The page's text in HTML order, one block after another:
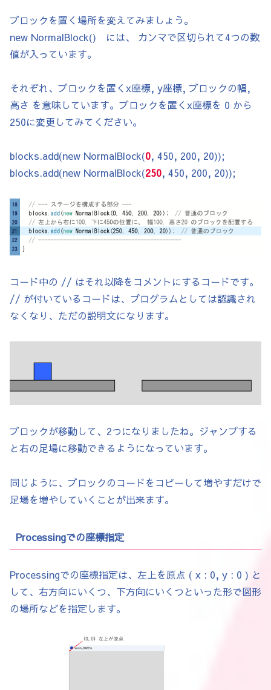
    super(x, y, w, h);
    col = color(255, 50, 50, 120);
    sfx = new SoundFile(p, fileName);
  @Override
    void onTouch(Player p) {
    if (!sfx.isPlaying()) sfx.play();
class TeleportBlock extends BlockBase {
  float tx, ty;
TeleportBlock(float x, float y, float
    super(x, y, w, h);
    this.ty = ty;
    col = color(200, 50, 255);
  }
  }
// サイズ変更ブロック
  float targetSize;
SizeBlock(float x, float y, float w,
    this.targetSize = targetSize;
  }
  @Override
    void onTouch(Player p) {
ブロックを置く場所を変えてみましょう。
new NormalBlock() には、 カンマで区切られて4つの数
値が入っています。
それぞれ、ブロックを置くx座標, y座標, ブロックの幅,
高さ を意味しています。ブロックを置くx座標を 0 から
250に変更してみてください。
blocks.add(new NormalBlock(0, 450, 200, 20));
blocks.add(new NormalBlock(250, 450, 200, 20));
コード中の // はそれ以降をコメントにするコードです。
// が付いているコードは、プログラムとしては認識され
なくなり、ただの説明文になります。
ブロックが移動して、2つになりましたね。ジャンプする
と右の足場に移動できるようになっています。
同じように、ブロックのコードをコピーして増やすだけで
足場を増やしていくことが出来ます。
Processingでの座標指定
Processingでの座標指定は、左上を原点 ( x : 0, y : 0 ) と
して、右方向にいくつ、下方向にいくつといった形で図形
の場所などを指定します。